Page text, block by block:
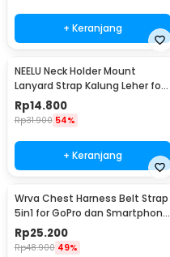
+ Keranjang
NEELU Neck Holder Mount
Lanyard Strap Kalung Leher for
GoPro - GA888
Rp14.800
Rp31.900 54%
+ Keranjang
Wrva Chest Harness Belt Strap
5in1 for GoPro dan Smartphone
- WYA01
Rp25.200
Rp48.900 49%